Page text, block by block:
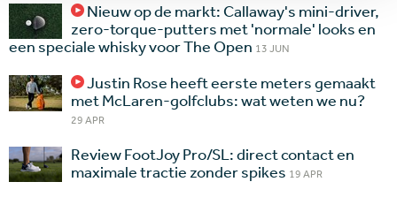
Nieuw op de markt: Callaway's mini-driver,
zero-torque-putters met 'normale' looks en
een speciale whisky voor The Open 13 JUN
Justin Rose heeft eerste meters gemaakt
met McLaren-golfclubs: wat weten we nu?
29 APR
Review FootJoy Pro/SL: direct contact en
maximale tractie zonder spikes 19 APR